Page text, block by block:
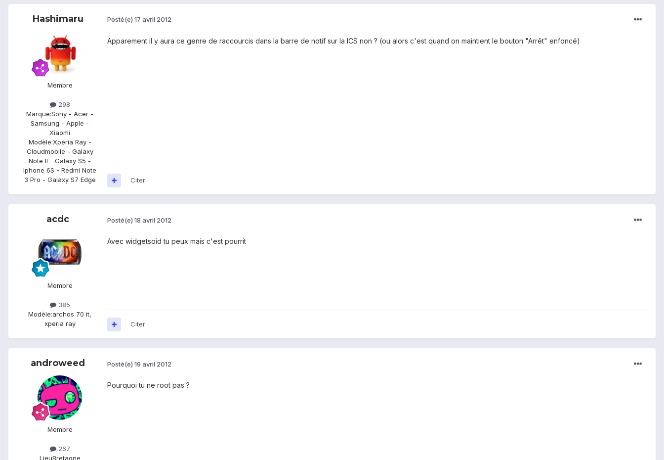
Hashimaru
Membre
298
Marque:Sony - Acer -
Samsung - Apple -
Xiaomi
Modèle:Xperia Ray -
Cloudmobile - Galaxy
Note II - Galaxy S5 -
Iphone 6S - Redmi Note
3 Pro - Galaxy S7 Edge
Posté(e) 17 avril 2012
Apparement il y aura ce genre de raccourcis dans la barre de notif sur la ICS non ? (ou alors c'est quand on maintient le bouton "Arrêt" enfoncé)
Citer
acdc
Membre
385
Modèle:archos 70 it,
xperia ray
Posté(e) 18 avril 2012
Avec widgetsoid tu peux mais c'est pourrit
Citer
androweed
Membre
267
LieuBretagne
Posté(e) 19 avril 2012
Pourquoi tu ne root pas ?